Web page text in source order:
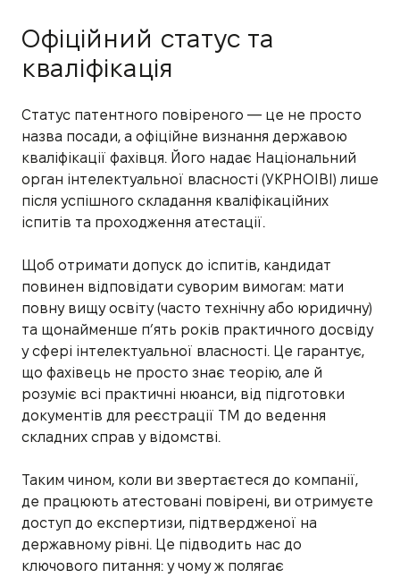
Офіційний статус та
кваліфікація
Статус патентного повіреного — це не просто
назва посади, а офіційне визнання державою
кваліфікації фахівця. Його надає Національний
орган інтелектуальної власності (УКРНОІВІ) лише
після успішного складання кваліфікаційних
іспитів та проходження атестації.
Щоб отримати допуск до іспитів, кандидат
повинен відповідати суворим вимогам: мати
повну вищу освіту (часто технічну або юридичну)
та щонайменше п’ять років практичного досвіду
у сфері інтелектуальної власності. Це гарантує,
що фахівець не просто знає теорію, але й
розуміє всі практичні нюанси, від підготовки
документів для реєстрації ТМ до ведення
складних справ у відомстві.
Таким чином, коли ви звертаєтеся до компанії,
де працюють атестовані повірені, ви отримуєте
доступ до експертизи, підтвердженої на
державному рівні. Це підводить нас до
ключового питання: у чому ж полягає